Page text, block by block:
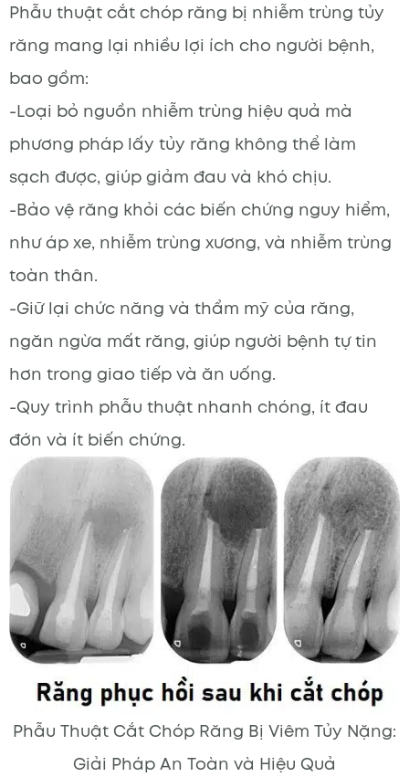
Phẫu thuật cắt chóp răng bị nhiễm trùng tủy
răng mang lại nhiều lợi ích cho người bệnh,
bao gồm:
-Loại bỏ nguồn nhiễm trùng hiệu quả mà
phương pháp lấy tủy răng không thể làm
sạch được, giúp giảm đau và khó chịu.
-Bảo vệ răng khỏi các biến chứng nguy hiểm,
như áp xe, nhiễm trùng xương, và nhiễm trùng
toàn thân.
-Giữ lại chức năng và thẩm mỹ của răng,
ngăn ngừa mất răng, giúp người bệnh tự tin
hơn trong giao tiếp và ăn uống.
-Quy trình phẫu thuật nhanh chóng, ít đau
đớn và ít biến chứng.
Phẫu Thuật Cắt Chóp Răng Bị Viêm Tủy Nặng:
Giải Pháp An Toàn và Hiệu Quả